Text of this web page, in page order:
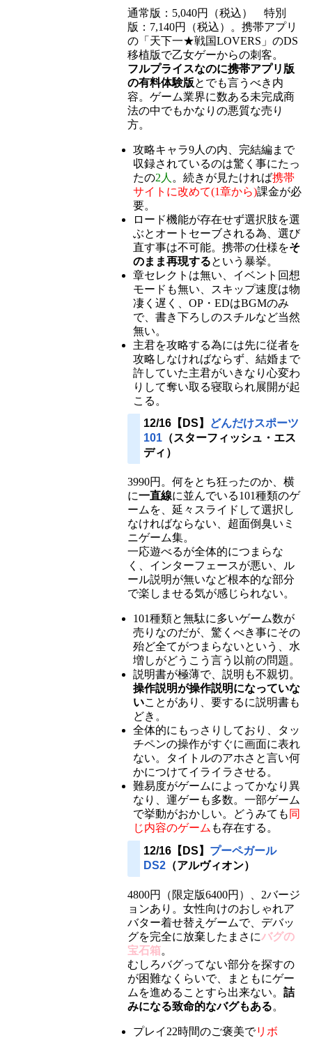
通常版：5,040円（税込） 特別
版：7,140円（税込）。携帯アプリ
の「天下一★戦国LOVERS」のDS
移植版で乙女ゲーからの刺客。
フルプライスなのに携帯アプリ版
の有料体験版とでも言うべき内
容。ゲーム業界に数ある未完成商
法の中でもかなりの悪質な売り
方。
攻略キャラ9人の内、完結編まで
収録されているのは驚く事にたっ
たの2人 。続きが見たければ携帯
サイトに改めて(1章から)課金が必
要。
ロード機能が存在せず選択肢を選
ぶとオートセーブされる為、選び
直す事は不可能。携帯の仕様をそ
のまま再現するという暴挙。
章セレクトは無い、イベント回想
モードも無い、スキップ速度は物
凄く遅く、OP・EDはBGMのみ
で、書き下ろしのスチルなど当然
無い。
主君を攻略する為には先に従者を
攻略しなければならず、結婚まで
許していた主君がいきなり心変わ
りして奪い取る寝取られ展開が起
こる。
12/16【DS】
どんだけスポーツ
101（スターフィッシュ・エス
ディ）
3990円。何をとち狂ったのか、横
に一直線に並んでいる101種類のゲ
ームを、延々スライドして選択し
なければならない、超面倒臭いミ
ニゲーム集。
一応遊べるが全体的につまらな
く、インターフェースが悪い、ル
ール説明が無いなど根本的な部分
で楽しませる気が感じられない。
101種類と無駄に多いゲーム数が
売りなのだが、驚くべき事にその
殆ど全てがつまらないという、水
増しがどうこう言う以前の問題。
説明書が極薄で、説明も不親切。
操作説明が操作説明になっていな
いことがあり、要するに説明書も
どき。
全体的にもっさりしており、タッ
チペンの操作がすぐに画面に表れ
ない。タイトルのアホさと言い何
かにつけてイライラさせる。
難易度がゲームによってかなり異
なり、運ゲーも多数。一部ゲーム
で挙動がおかしい。どうみても 同
じ内容のゲーム も存在する。
12/16【DS】 プーペガール
DS2（アルヴィオン）
4800円（限定版6400円）、2バージ
ョンあり。女性向けのおしゃれア
バター着せ替えゲームで、デバッ
グを完全に放棄したまさにバグの
宝石箱。
むしろバグってない部分を探すの
が困難なくらいで、まともにゲー
ムを進めることすら出来ない。 詰
みになる致命的なバグもある。
プレイ22時間のご褒美でリボ